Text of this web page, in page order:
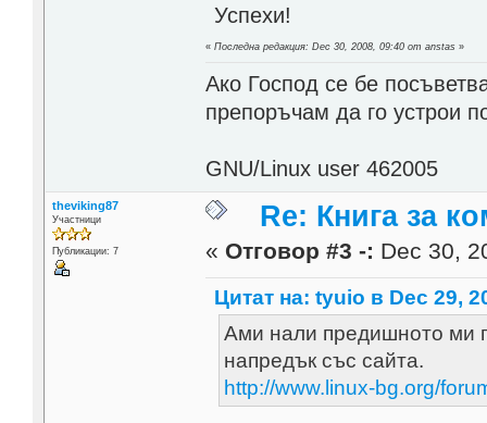
Успехи!
«Последна редакция: Dec 30, 2008, 09:40 от anstas »
Ако Господ се бе
препоръчам да го
GNU/Linux user 462005
theviking87
Участници
Публикации: 7
Re: Книга за
« Отговор #3 -: Dec 30,
Цитат на: tyuio в Dec 29,
Ами нали предишното ми
напредък със сайта.
http://www.linux-bg.org/